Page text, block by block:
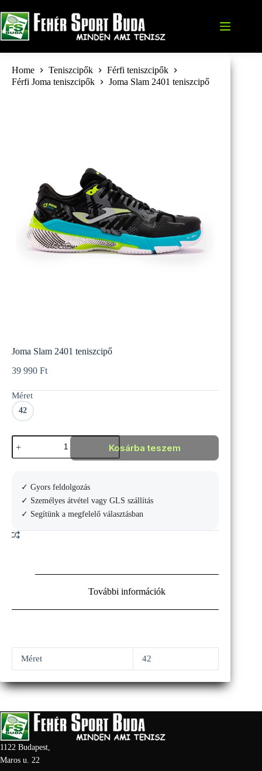
to
content
Home Teniszcipők
Férfi teniszcipők
Férfi Joma teniszcipők
Joma Slam 2401 teniszcipő
Joma Slam 2401 teniszcipő
39 990 Ft
Méret
42
Joma
Slam
2401
Kosárba teszem
✓ Gyors feldolgozás
✓ Személyes átvétel vagy GLS szállítás
✓ Segítünk a megfelelő választásban
További információk
Méret 42
1122 Budapest,
Maros u. 22